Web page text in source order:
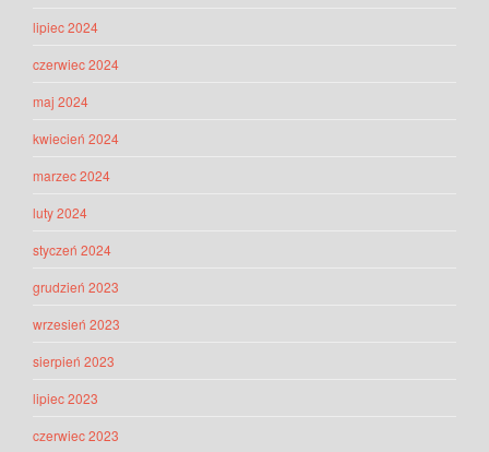
lipiec 2024
czerwiec 2024
maj 2024
kwiecień 2024
marzec 2024
luty 2024
styczeń 2024
grudzień 2023
wrzesień 2023
sierpień 2023
lipiec 2023
czerwiec 2023